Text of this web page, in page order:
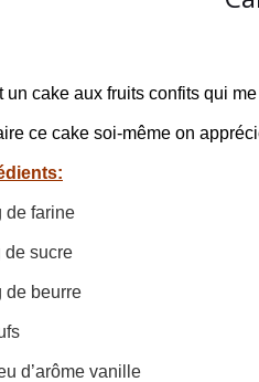
un cake aux fruits confits qui
ce cake soi-même on
de farine
de sucre
de beurre
d’arôme vanille